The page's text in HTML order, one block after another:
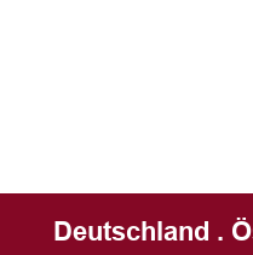
Deutschland .